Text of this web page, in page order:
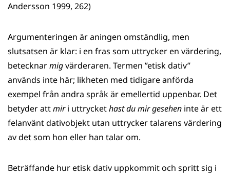
Andersson 1999, 262)
Argumenteringen är aningen omständlig, men
slutsatsen är klar: i en fras som uttrycker en värdering,
betecknarmigvärderaren. Termen ”etisk dativ”
används inte här; likheten med tidigare anförda
exempel från andra språk är emellertid uppenbar. Det
betyder attmiri uttryckethast du mir gesehen inte är ett
felanvänt dativobjekt utan uttrycker talarens värdering
av det som hon eller han talar om.
Beträffande hur etisk dativ uppkommit och spritt sig i